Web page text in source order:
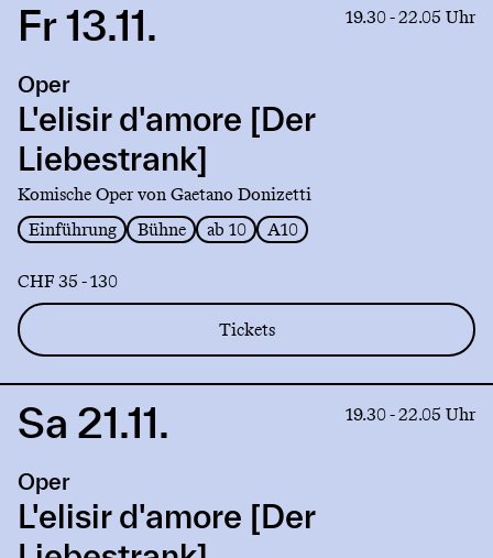
Link
L'elisir
d'amore
[Der
Liebestrank]
Fr 13.11. 19.30 - 22.05 Uhr
Oper
L'elisir d'amore [Der
Liebestrank]
Komische Oper von Gaetano Donizetti
Einführung
Bühne ab 10 A10
CHF 35 - 130
Tickets
Link
L'elisir
d'amore
[Der
Sa 21.11. 19.30 - 22.05 Uhr
Oper
L'elisir d'amore [Der